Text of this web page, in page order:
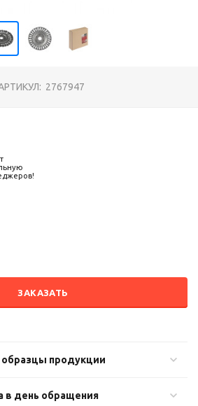
2767947
ЗАКАЗАТЬ
продукции
в день обращения